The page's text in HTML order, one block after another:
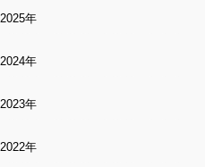
2025年
2024年
2023年
2022年